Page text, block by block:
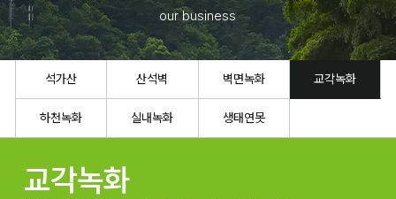
our business
석가산 산석벽 벽면녹화 교각녹화
하천녹화 실내녹화 생태연못
교각녹화